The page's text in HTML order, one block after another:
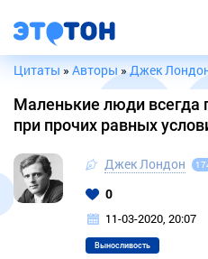
Цитаты » Авторы »Джек
Маленькие люди всегда
при прочих равных
Джек Лондон
0
11-03-2020, 20:07
Выносливость